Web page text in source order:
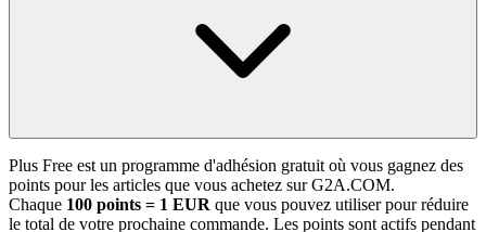
Plus Free est un programme d'adhésion gratuit où vous gagnez des
points pour les articles que vous achetez sur G2A.COM.
Chaque 100 points = 1 EUR que vous pouvez utiliser pour réduire
le total de votre prochaine commande. Les points sont actifs pendant